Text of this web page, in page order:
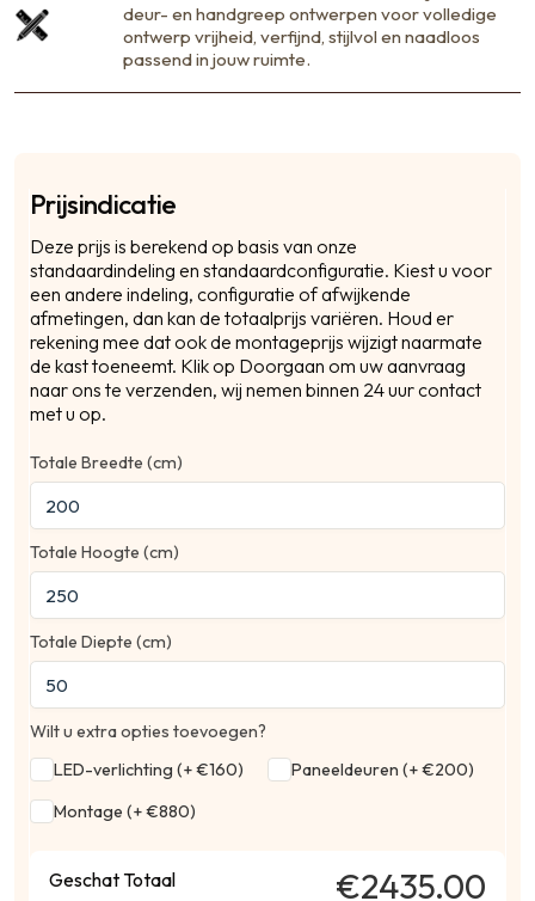
deur- en handgreep ontwerpen voor volledige
ontwerp vrijheid, verfijnd, stijlvol en naadloos
passend in jouw ruimte.
Prijsindicatie
Deze prijs is berekend op basis van onze
standaardindeling en standaardconfiguratie. Kiest u voor
een andere indeling, configuratie of afwijkende
afmetingen, dan kan de totaalprijs variëren. Houd er
rekening mee dat ook de montageprijs wijzigt naarmate
de kast toeneemt. Klik op Doorgaan om uw aanvraag
naar ons te verzenden, wij nemen binnen 24 uur contact
met u op.
Totale Breedte (cm)
Totale Hoogte (cm)
Totale Diepte (cm)
Wilt u extra opties toevoegen?
LED-verlichting (+ €160)
Paneeldeuren (+ €200)
Montage (+ €880)
Geschat Totaal €2435.00